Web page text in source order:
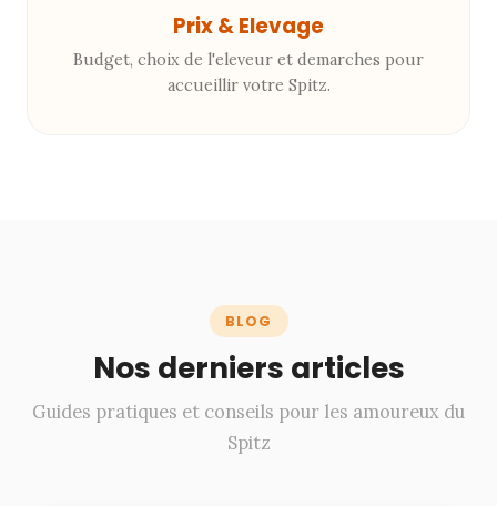
Prix & Elevage
Budget, choix de l'eleveur et demarches pour
accueillir votre Spitz.
BLOG
Nos derniers articles
Guides pratiques et conseils pour les amoureux du
Spitz